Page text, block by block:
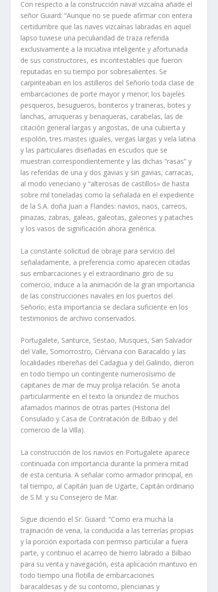
Con respecto a la construcción nava! vizcaína añade el
señor Guiard: “Aunque no se puede afirmar con entera
certidumbre que las naves vizcaínas labradas en aquel
lapso tuviese una peculiaridad de traza referida
exclusivamente a la iniciativa inteligente y afortunada
de sus constructores, es incontestables que fueron
reputadas en su tiempo por sobresalientes. Se
carpinteaban en los astilleros del Señorío toda clase de
embarcaciones de porte mayor y menor; los bajeles
pesqueros, besugueros, boniteros y traineras, botes y
lanchas, arruqueras y benaqueras, carabelas, las de
citación general largas y angostas, de una cubierta y
espolón, tres mastes iguales, vergas largas y vela latina
y las particulares diseñadas en escudos que se
muestran correspondientemente y las dichas “rasas” y
las referidas de una y dos gavias y sin gavias, carracas,
al modo veneciano y “alterosas de castillos» de hasta
sobre mil toneladas como la señalada en el expediente
de la S.A. doña Juan a Flandes: navios, naos, carreos,
pinazas, zabras, galeas, galeotas, galeones y pataches
y los vasos de significación ahora genérica.
La constante solicitud de obraje para servicio del
señaladamente, a preferencia como aparecen citadas
sus embarcaciones y el extraordinario giro de su
comercio, induce a la animación de la gran importancia
de las construcciones navales en los puertos del
Señorío; esta importancia se declara suficiente en los
testimonios de archivo conservados.
Portugalete, Santurce, Sestao, Musques, San Salvador
del Valle, Somorrostro, Ciérvana con Baracaldo y las
localidades ribereñas del Cadagua y del Galindo, dieron
en todo tiempo un contingente numerosísimo de
capitanes de mar de muy prolija relación. Se anota
particularmente en el texto la oriundez de muchos
afamados marinos de otras partes (Historia del
Consulado y Casa de Contratación de Bilbao y del
comercio de la Villa).
La construcción de los navios en Portugalete aparece
continuada con importancia durante la primera mitad
de esta centuria. A señalar como armador principal, en
tal tiempo, al Capitán Juan de Ugarte, Capitán ordinario
de S.M. y su Consejero de Mar.
Sigue diciendo el Sr. Guiard: “Como era mucha la
trajinación de vena, la conducida a las terrerías propias
y la porción exportada con permiso particular a fuera
parte, y continuo el acarreo de hierro labrado a Bilbao
para su venta y navegación, esta aplicación mantuvo en
todo tiempo una flotilla de embarcaciones
baracaldesas y de su contorno, plencianas y